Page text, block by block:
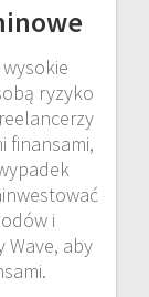
ryzyko
finansami,
i
Wave, aby